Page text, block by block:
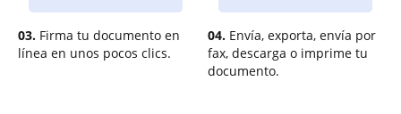
03. Firma tu documento en
línea en unos pocos clics.
04. Envía, exporta, envía por
fax, descarga o imprime tu
documento.